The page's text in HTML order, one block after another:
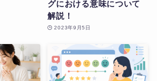
グにおける意味について
解説！
2023年9月5日